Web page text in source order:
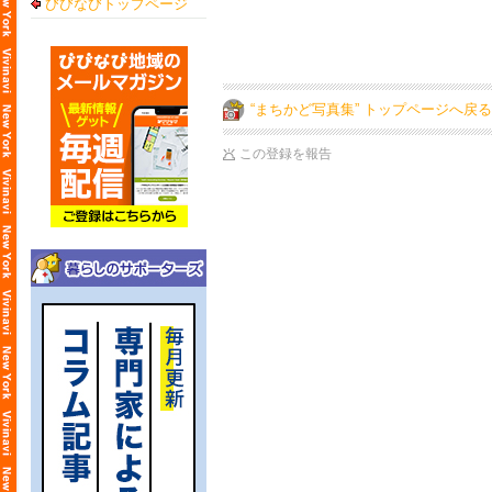
びびなびトップページ
“まちかど写真集” トップページへ戻る
この登録を報告